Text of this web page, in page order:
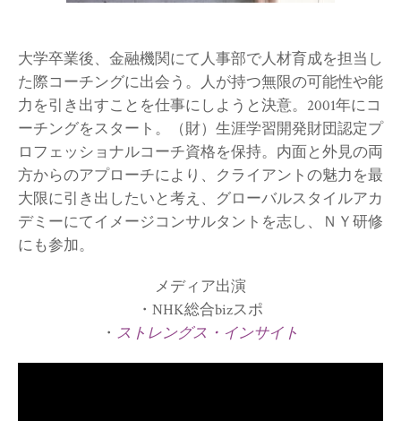
大学卒業後、金融機関にて人事部で人材育成を担当し
た際コーチングに出会う。人が持つ無限の可能性や能
力を引き出すことを仕事にしようと決意。2001年にコ
ーチングをスタート。（財）生涯学習開発財団認定プ
ロフェッショナルコーチ資格を保持。内面と外見の両
方からのアプローチにより、クライアントの魅力を最
大限に引き出したいと考え、グローバルスタイルアカ
デミーにてイメージコンサルタントを志し、ＮＹ研修
にも参加。
メディア出演
・NHK総合bizスポ
・ ストレングス・インサイト